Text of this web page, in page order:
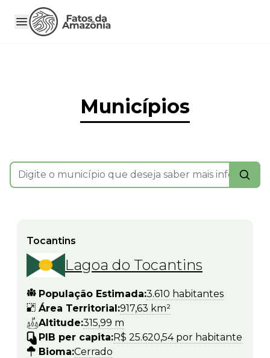
Municípios
Tocantins
Lagoa do Tocantins
População Estimada:3.610 habitantes
Área Territorial:917,63 km²
Altitude:315,99 m
PIB per capita:R$ 25.620,54 por habitante
Bioma:Cerrado